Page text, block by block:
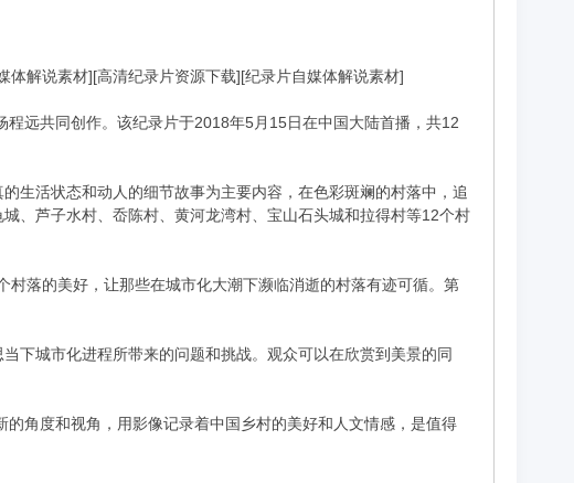
体解说素材][高清纪录片资源下载][纪录片自媒体解说素材]
远共同创作。该纪录片于2018年5月15日在中国大陆首播，共12
生活状态和动人的细节故事为主要内容，在色彩斑斓的村落中，追
、芦子水村、岙陈村、黄河龙湾村、宝山石头城和拉得村等12个村
落的美好，让那些在城市化大潮下濒临消逝的村落有迹可循。第
下城市化进程所带来的问题和挑战。观众可以在欣赏到美景的同
角度和视角，用影像记录着中国乡村的美好和人文情感，是值得